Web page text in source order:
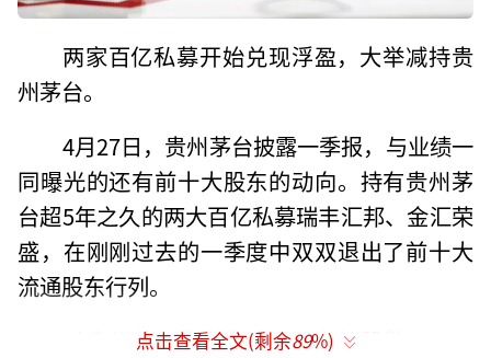
两家百亿私募开始兑现浮盈，大举减持贵
州茅台。
4月27日，贵州茅台披露一季报，与业绩一
同曝光的还有前十大股东的动向。持有贵州茅
台超5年之久的两大百亿私募瑞丰汇邦、金汇荣
盛，在刚刚过去的一季度中双双退出了前十大
流通股东行列。
以贵州茅台第十大流通股东持股数471.01
点击查看全文(剩余89%)